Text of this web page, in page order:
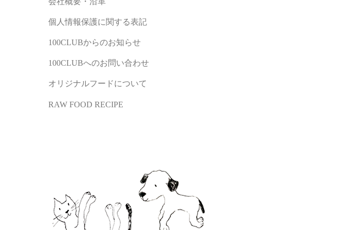
個人情報保護に関する表記
100CLUBからのお知らせ
100CLUBへのお問い合わせ
オリジナルフードについて
RAW FOOD RECIPE